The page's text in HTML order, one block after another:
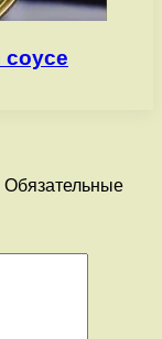
соусе
Обязательные